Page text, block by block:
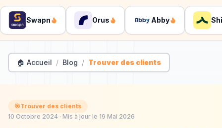
Swapn Orus Abby Shine
🏠 Accueil / Blog / Trouver des clients
🎯Trouver des clients
10 Octobre 2024 · Mis à jour le 19 Mai 2026